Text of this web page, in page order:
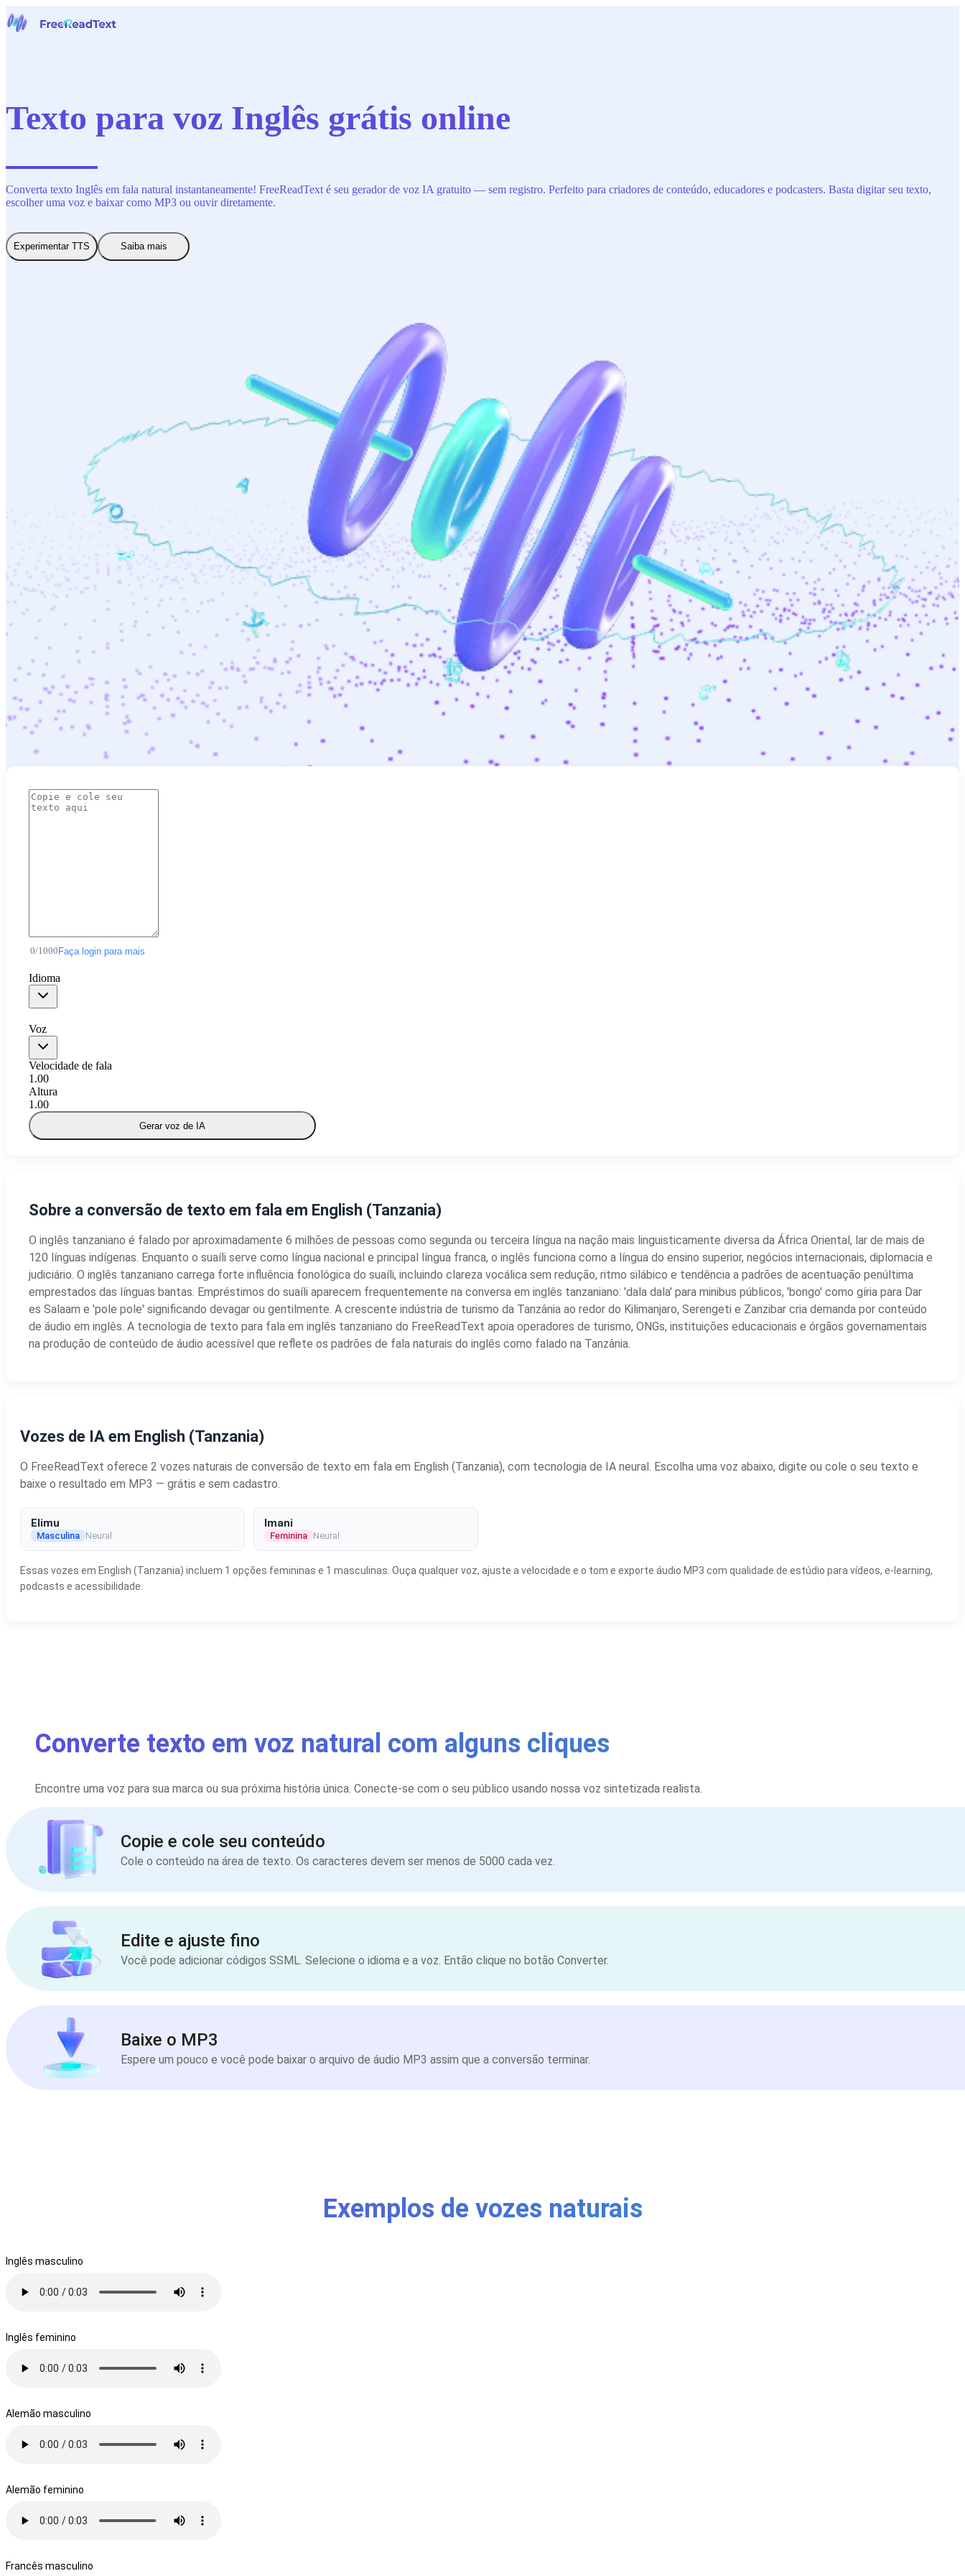
Preços
Contate-Nos
Texto para voz Inglês grátis online
Converta texto Inglês em fala natural instantaneamente! FreeReadText é seu gerador de voz IA gratuito — sem registro. Perfeito para criadores de conteúdo, educadores e podcasters. Basta digitar seu texto,
escolher uma voz e baixar como MP3 ou ouvir diretamente.
Experimentar TTS Saiba mais
0/1000Faça login para mais
Idioma
Voz
Velocidade de fala
1.00
Altura
1.00
Gerar voz de IA
Sobre a conversão de texto em fala em English (Tanzania)
O inglês tanzaniano é falado por aproximadamente 6 milhões de pessoas como segunda ou terceira língua na nação mais linguisticamente diversa da África Oriental, lar de mais de
120 línguas indígenas. Enquanto o suaíli serve como língua nacional e principal língua franca, o inglês funciona como a língua do ensino superior, negócios internacionais, diplomacia e
judiciário. O inglês tanzaniano carrega forte influência fonológica do suaíli, incluindo clareza vocálica sem redução, ritmo silábico e tendência a padrões de acentuação penúltima
emprestados das línguas bantas. Empréstimos do suaíli aparecem frequentemente na conversa em inglês tanzaniano: 'dala dala' para minibus públicos, 'bongo' como gíria para Dar
es Salaam e 'pole pole' significando devagar ou gentilmente. A crescente indústria de turismo da Tanzânia ao redor do Kilimanjaro, Serengeti e Zanzibar cria demanda por conteúdo
de áudio em inglês. A tecnologia de texto para fala em inglês tanzaniano do FreeReadText apoia operadores de turismo, ONGs, instituições educacionais e órgãos governamentais
na produção de conteúdo de áudio acessível que reflete os padrões de fala naturais do inglês como falado na Tanzânia.
Vozes de IA em English (Tanzania)
O FreeReadText oferece 2 vozes naturais de conversão de texto em fala em English (Tanzania), com tecnologia de IA neural. Escolha uma voz abaixo, digite ou cole o seu texto e
baixe o resultado em MP3 — grátis e sem cadastro.
Elimu
Masculina Neural
Imani
Feminina Neural
Essas vozes em English (Tanzania) incluem 1 opções femininas e 1 masculinas. Ouça qualquer voz, ajuste a velocidade e o tom e exporte áudio MP3 com qualidade de estúdio para vídeos, e-learning,
podcasts e acessibilidade.
Converte texto em voz natural com alguns cliques
Encontre uma voz para sua marca ou sua próxima história única. Conecte-se com o seu público usando nossa voz sintetizada realista.
Copie e cole seu conteúdo
Cole o conteúdo na área de texto. Os caracteres devem ser menos de 5000 cada vez.
Edite e ajuste fino
Você pode adicionar códigos SSML. Selecione o idioma e a voz. Então clique no botão Converter.
Baixe o MP3
Espere um pouco e você pode baixar o arquivo de áudio MP3 assim que a conversão terminar.
Exemplos de vozes naturais
Inglês masculino
Inglês feminino
Alemão masculino
Alemão feminino
Francês masculino